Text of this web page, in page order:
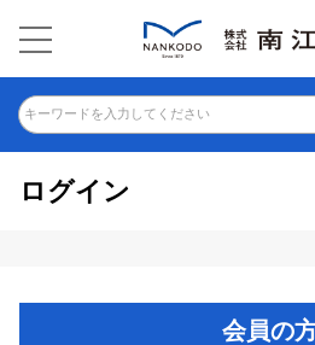
キーワードを入力してください
ログイン
会員の